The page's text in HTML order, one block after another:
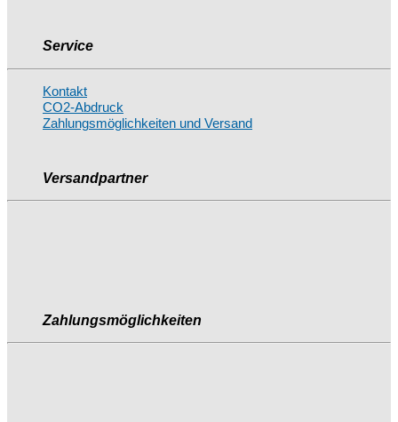
Service
Kontakt
CO2-Abdruck
Zahlungsmöglichkeiten und Versand
Versandpartner
Zahlungsmöglichkeiten